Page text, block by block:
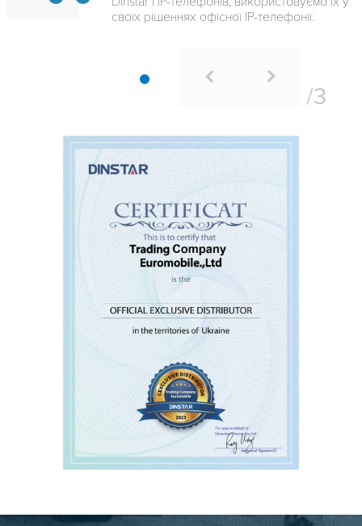
своїх рішеннях офісної IP-телефонії.